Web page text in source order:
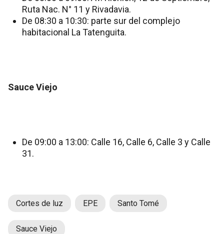
Ruta Nac. N° 11 y Rivadavia.
De 08:30 a 10:30: parte sur del complejo
habitacional La Tatenguita.
Sauce Viejo
De 09:00 a 13:00: Calle 16, Calle 6, Calle 3 y Calle
31.
Cortes de luz EPE Santo Tomé
Sauce Viejo